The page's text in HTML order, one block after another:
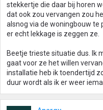
stekkertje die daar bij horen
dat ook zou vervangen zou
alsnog via de woningbouw te
er echt lekkage is zeggen ze.
Beetje trieste situatie dus. Ik
gaat voor ze het willen
installatie heb ik toendertijd
duur wordt als ik er weer